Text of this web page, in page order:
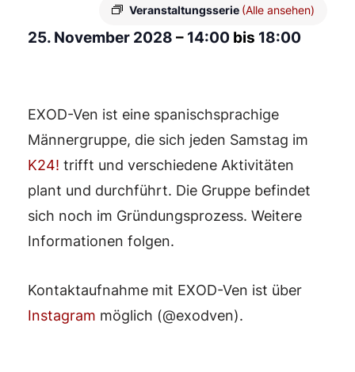
Veranstaltungsserie (Alle ansehen)
25. November 2028 – 14:00 bis 18:00
EXOD-Ven ist eine spanischsprachige
Männergruppe, die sich jeden Samstag im
K24! trifft und verschiedene Aktivitäten
plant und durchführt. Die Gruppe befindet
sich noch im Gründungsprozess. Weitere
Informationen folgen.
Kontaktaufnahme mit EXOD-Ven ist über
Instagram möglich (@exodven).